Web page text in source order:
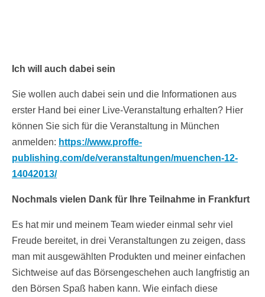
Ich will auch dabei sein
Sie wollen auch dabei sein und die Informationen aus
erster Hand bei einer Live-Veranstaltung erhalten? Hier
können Sie sich für die Veranstaltung in München
anmelden: https://www.proffe-
publishing.com/de/veranstaltungen/muenchen-12-
14042013/
Nochmals vielen Dank für Ihre Teilnahme in Frankfurt
Es hat mir und meinem Team wieder einmal sehr viel
Freude bereitet, in drei Veranstaltungen zu zeigen, dass
man mit ausgewählten Produkten und meiner einfachen
Sichtweise auf das Börsengeschehen auch langfristig an
den Börsen Spaß haben kann. Wie einfach diese